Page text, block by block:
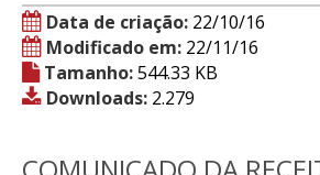
Data de criação: 22/10/16
Modificado em: 22/11/16
Tamanho:544.33 KB
Downloads: 2.279